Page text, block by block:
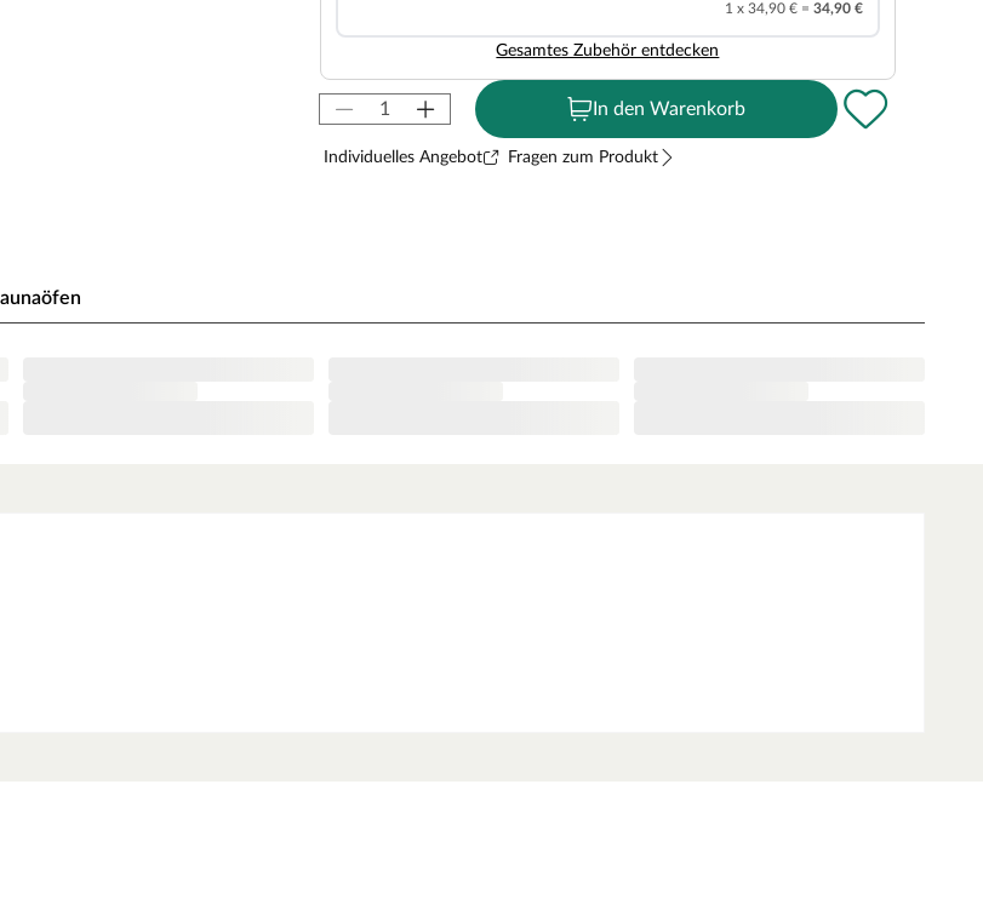
1 x 34,90 € = 34,90 €
Gesamtes Zubehör entdecken
In den Warenkorb
Individuelles Angebot Fragen zum Produkt